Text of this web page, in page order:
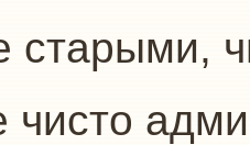
старыми,
чисто